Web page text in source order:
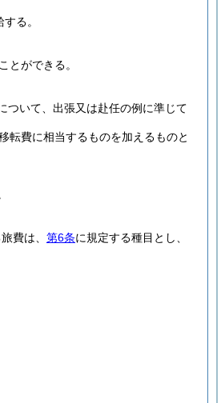
る。
とができる。
ついて、出張又は赴任の例に準じて
転費に相当するものを加えるものと
費は、 第6条に規定する種目とし、